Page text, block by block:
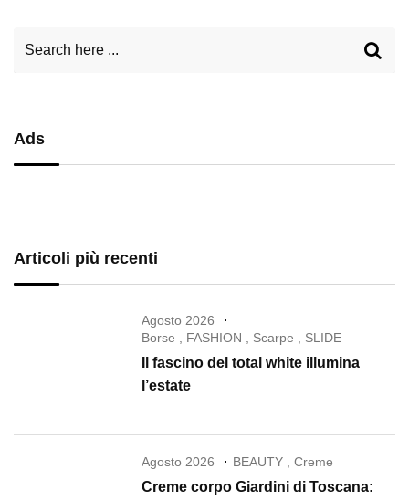
Ads
Articoli più recenti
Agosto 2026
Borse
FASHION Scarpe SLIDE
Il fascino del total white illumina
l’estate
Agosto 2026 BEAUTY ,Creme
Creme corpo Giardini di Toscana: